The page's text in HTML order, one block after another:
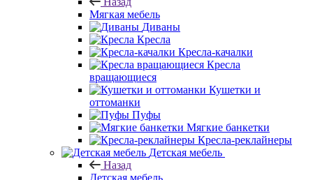
Мягкая мебель
Диваны
Кресла
Кресла-качалки
Кресла
вращающиеся
Кушетки и
оттоманки
Пуфы
Мягкие банкетки
Кресла-реклайнеры
Детская мебель
Назад
Детская мебель